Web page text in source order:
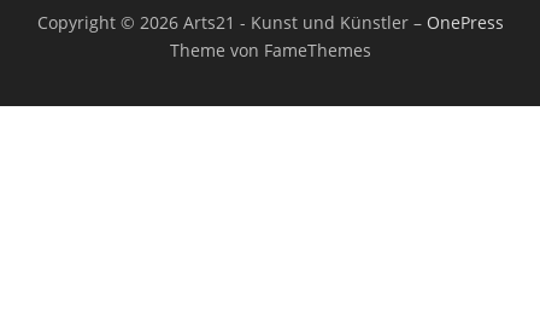
Copyright © 2026 Arts21 - Kunst und Künstler – OnePress
Theme von FameThemes